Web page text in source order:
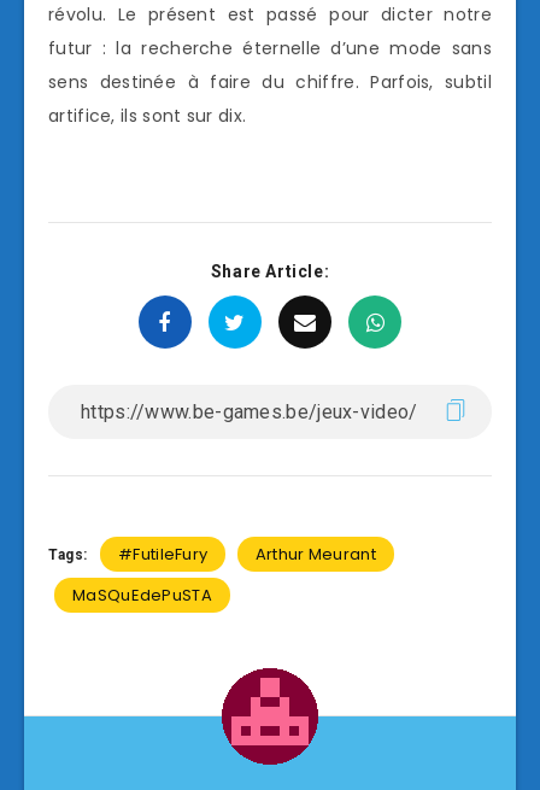
révolu. Le présent est passé pour dicter notre
futur : la recherche éternelle d’une mode sans
sens destinée à faire du chiffre. Parfois, subtil
artifice, ils sont sur dix.
Share Article:
Tags: #FutileFury
Arthur Meurant
MaSQuEdePuSTA